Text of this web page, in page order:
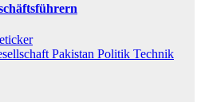
Pakistan Politik Technik